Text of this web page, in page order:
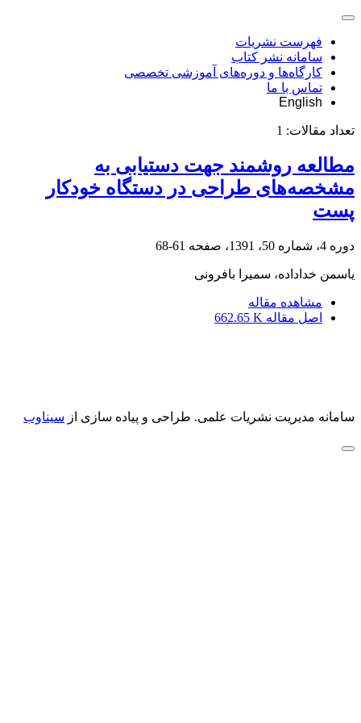
فهرست نشریات
سامانه نشر کتاب
کارگاه‌ها و دوره‌های آموزشی تخصصی
تماس با ما
English
تعداد مقالات: 1
مطالعه روشمند جهت دستیابی به
مشخصه‌های طراحی در دستگاه خودکار
پست
دوره 4، شماره 50، 1391، صفحه 61-68
یاسمن خداداده، سمیرا بافرونی
مشاهده مقاله
اصل مقاله 662.65 K
سامانه مدیریت نشریات علمی. طراحی و پیاده سازی از سیناوب